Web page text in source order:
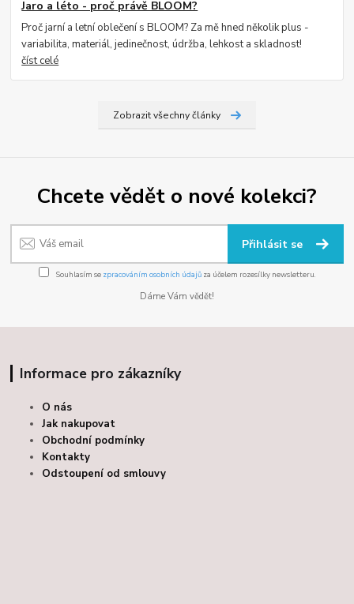
Jaro a léto - proč právě BLOOM?
Proč jarní a letní oblečení s BLOOM? Za mě hned několik plus -
variabilita, materiál, jedinečnost, údržba, lehkost a skladnost!
číst celé
Zobrazit všechny články
Chcete vědět o nové kolekci?
Přihlásit se
Souhlasím se zpracováním osobních údajůza účelem rozesílky newsletteru.
Dáme Vám vědět!
Informace pro zákazníky
O nás
Jak nakupovat
Obchodní podmínky
Kontakty
Odstoupení od smlouvy